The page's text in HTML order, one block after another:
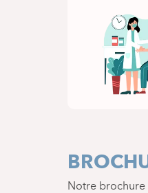
Notre brochure